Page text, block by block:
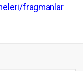
fragmanlar